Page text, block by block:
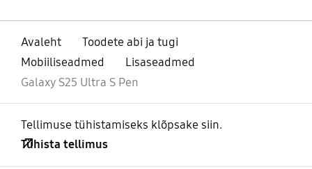
Avaleht
Toodete abi ja tugi
Mobiiliseadmed
Lisaseadmed
Galaxy S25 Ultra S Pen
Tellimuse tühistamiseks klõpsake siin.
Tühista tellimus